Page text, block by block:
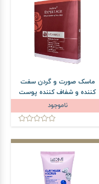
ماسک صورت و گردن سفت
کننده و شفاف کننده پوست
آردن اکسپرتیج
ناموجود